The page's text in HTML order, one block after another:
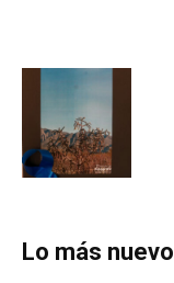
Lo más nuevo